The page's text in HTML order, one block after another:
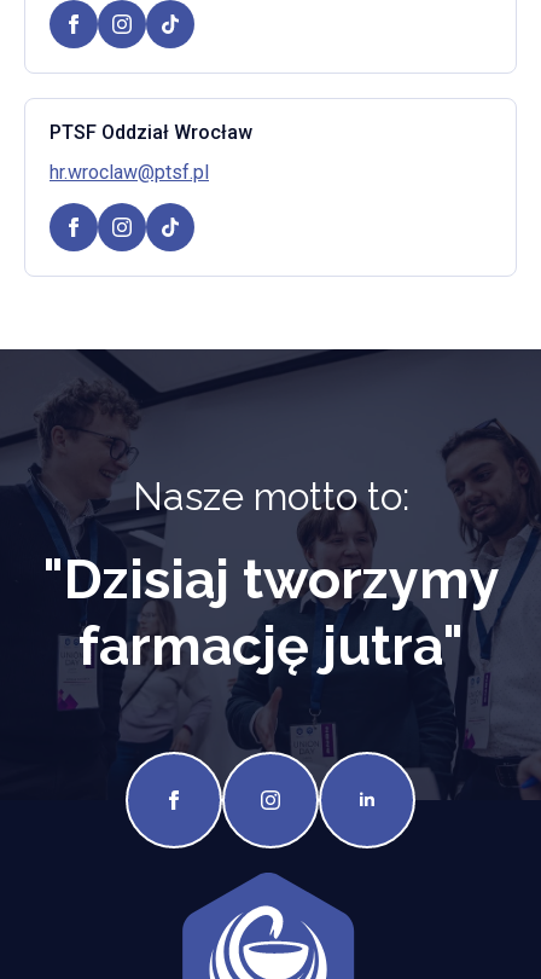
PTSF Oddział Wrocław
hr.wroclaw@ptsf.pl
Nasze motto to:
"Dzisiaj tworzymy
farmację jutra"